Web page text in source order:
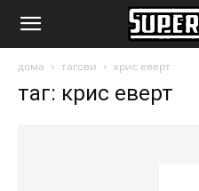
SuperSport.mk
дома тагови крис еверт
таг: крис еверт